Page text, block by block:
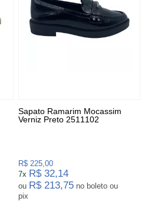
Sapato Ramarim Mocassim
Verniz Preto 2511102
R$ 225,00
7x R$ 32,14
ou R$ 213,75 no boleto ou
pix